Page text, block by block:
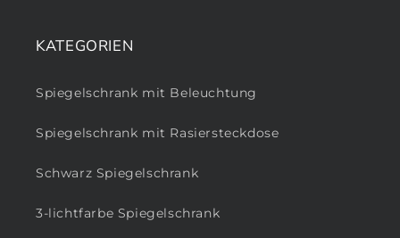
KATEGORIEN
Spiegelschrank mit Beleuchtung
Spiegelschrank mit Rasiersteckdose
Schwarz Spiegelschrank
3-lichtfarbe Spiegelschrank